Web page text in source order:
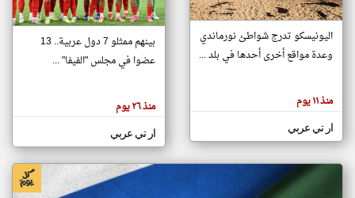
تغيير الدولة
اخبار جزر القمر على مدار الساعة
أهم اخبار جزر القمر العاجلة والمباشرة
هنا عن
وجهة
كاتبيها.
اليونيسكو تدرج شواطئ نورماندي
وعدة مواقع أخرى أحدها في بلد ...
منذ ١١ يوم
ار تي عربي
بينهم ممثلو 7 دول عربية.. 13
عضوا في مجلس "الفيفا" ...
منذ ٢٦ يوم
ار تي عربي
klyoum.com